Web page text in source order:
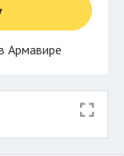
Армавире